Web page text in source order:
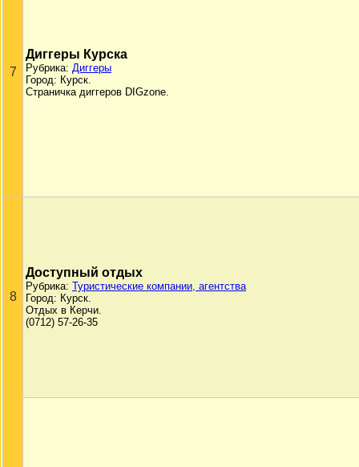
7
Диггеры Курска
Рубрика: Диггеры
Город: Курск.
Страничка диггеров DIGzone.
8
Доступный отдых
Рубрика: Туристические компании, агентства
Город: Курск.
Отдых в Керчи.
(0712) 57-26-35